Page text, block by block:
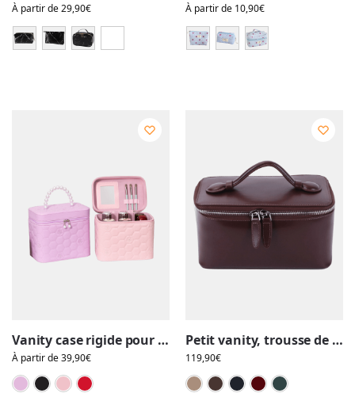
À partir de29,90€ À partir de 10,90€
Vanity case rigide pour le maquillage, avec perles, motif nid d’abeille
À partir de39,90€
Pourpre Rouge
Petit vanity, trousse de maquillage, cuir véritable et flanelle coton
119,90€
BeigeMarron